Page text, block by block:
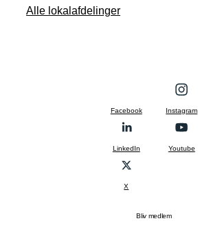
Alle lokalafdelinger
Facebook Instagram
LinkedIn Youtube
X
Bliv medlem